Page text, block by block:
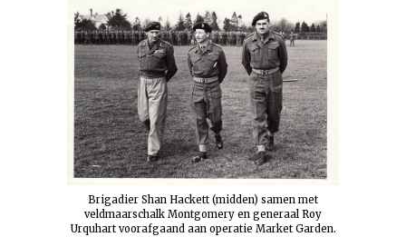
Brigadier Shan Hackett (midden) samen met
veldmaarschalk Montgomery en generaal Roy
Urquhart voorafgaand aan operatie Market Garden.